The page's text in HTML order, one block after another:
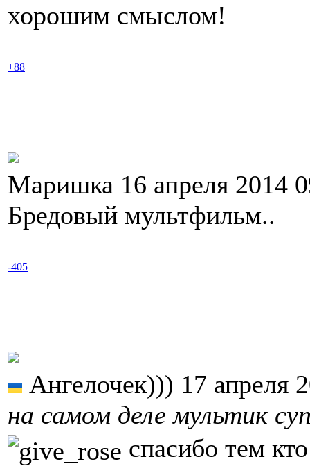
хорошим смыслом!
+88
Маришка 16 апреля 2014
Бредовый мультфильм..
-405
Ангелочек))) 17 апреля
на самом деле мультик
спасибо тем